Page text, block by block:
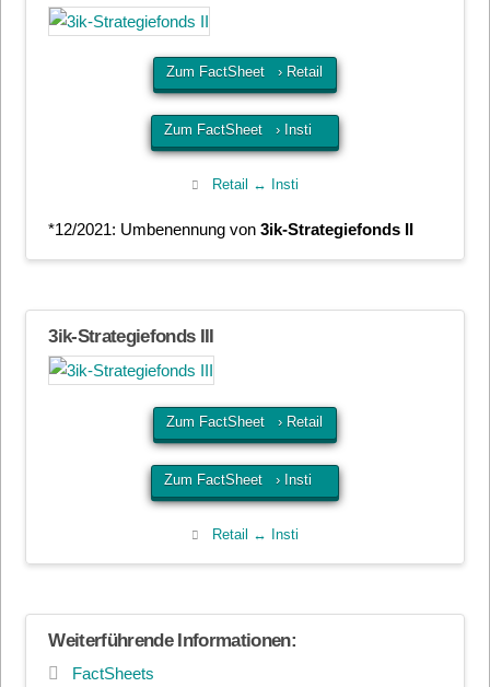
Zum FactSheet › Retail
Zum FactSheet › Insti
Retail ↔ Insti
*12/2021: Umbenennung von3ik-Strategiefonds II
3ik-Strategiefonds III
Zum FactSheet › Retail
Zum FactSheet › Insti
Retail ↔ Insti
Weiterführende Informationen:
FactSheets